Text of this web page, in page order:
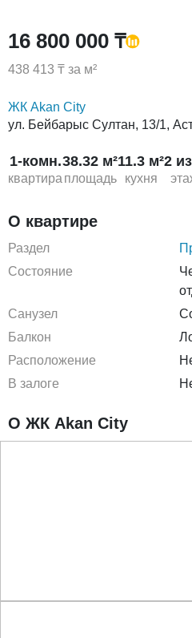
16 800 000 ₸
438 413 ₸ за м²
ЖК Akan City
ул. Бейбарыс Султан, 13/1,
1-комн.
квартира
38.32 м²
площадь
11.3 м²
кухня
2
О квартире
Раздел
Состояние
Санузел
Балкон
Расположение
В залоге
О ЖК Akan City